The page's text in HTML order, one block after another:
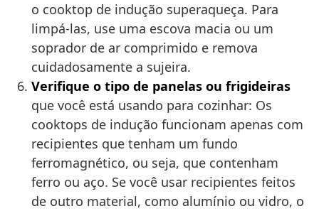
o cooktop de indução superaqueça. Para
limpá-las, use uma escova macia ou um
soprador de ar comprimido e remova
cuidadosamente a sujeira.
Verifique o tipo de panelas ou frigideiras
que você está usando para cozinhar: Os
cooktops de indução funcionam apenas com
recipientes que tenham um fundo
ferromagnético, ou seja, que contenham
ferro ou aço. Se você usar recipientes feitos
de outro material, como alumínio ou vidro, o